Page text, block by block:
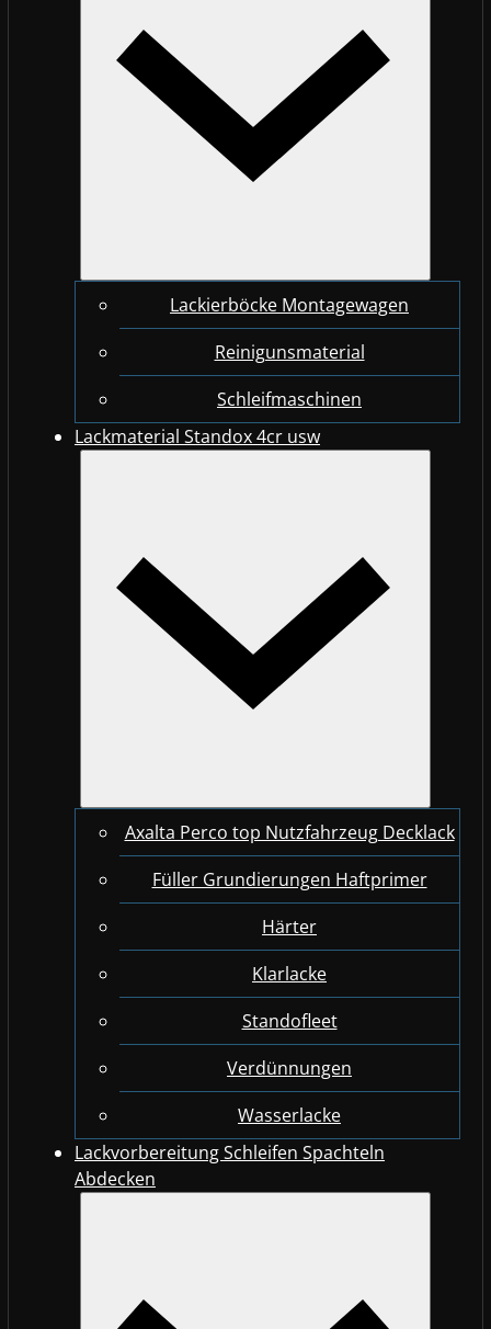
Lackierböcke Montagewagen
Reinigunsmaterial
Schleifmaschinen
Lackmaterial Standox 4cr usw
Axalta Perco top Nutzfahrzeug Decklack
Füller Grundierungen Haftprimer
Härter
Klarlacke
Standofleet
Verdünnungen
Wasserlacke
Lackvorbereitung Schleifen Spachteln
Abdecken